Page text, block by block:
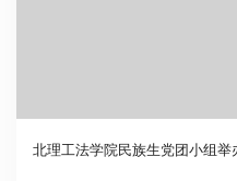
北理工法学院民族生党团小组举